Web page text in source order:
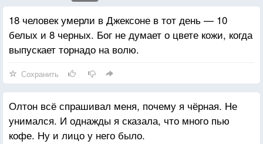
18 человек умерли в Джексоне в тот день — 10
белых и 8 черных. Бог не думает о цвете кожи, когда
выпускает торнадо на волю.
Сохранить
Олтон всё спрашивал меня, почему я чёрная. Не
унимался. И однажды я сказала, что много пью
кофе. Ну и лицо у него было.